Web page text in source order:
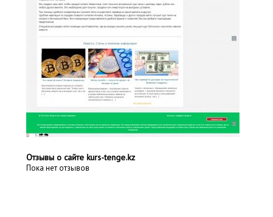
Отзывы о сайте kurs-tenge.kz
Пока нет отзывов